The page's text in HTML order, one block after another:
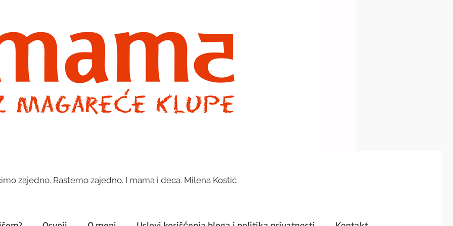
zajedno. Rastemo zajedno. I mama i deca. Milena Kostić